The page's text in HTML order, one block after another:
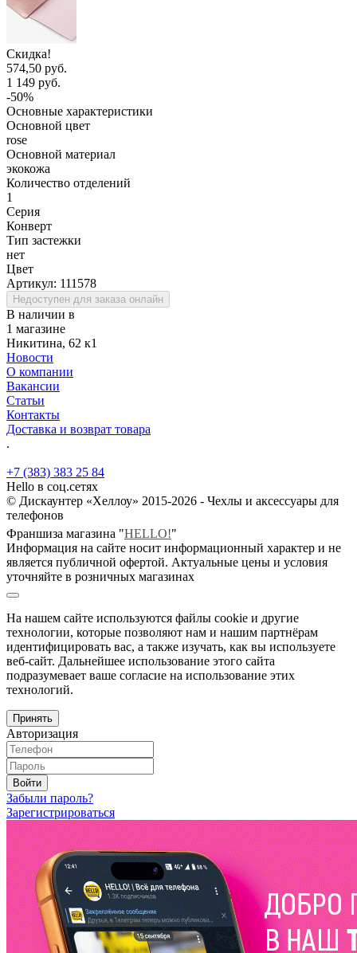
Скидка!
574,50 руб.
1 149 руб.
-50%
Основные характеристики
Основной цвет
rose
Основной материал
экокожа
Количество отделений
1
Серия
Конверт
Тип застежки
нет
Цвет
Артикул: 111578
Недоступен для заказа онлайн
В наличии в
1 магазине
Никитина, 62 к1
Новости
О компании
Вакансии
Статьи
Контакты
Доставка и возврат товара
.
+7 (383) 383 25 84
Hello в соц.сетях
© Дискаунтер «Хеллоу» 2015-2026 - Чехлы и аксессуары для
телефонов
Франшиза магазина "HELLO!"
Информация на сайте носит информационный характер и не
является публичной офертой. Актуальные цены и условия
уточняйте в розничных магазинах
На нашем сайте используются файлы cookie и другие
технологии, которые позволяют нам и нашим партнёрам
идентифицировать вас, а также изучать, как вы используете
веб-сайт. Дальнейшее использование этого сайта
подразумевает ваше согласие на использование этих
технологий.
Принять
Авторизация
Войти
Забыли пароль?
Зарегистрироваться